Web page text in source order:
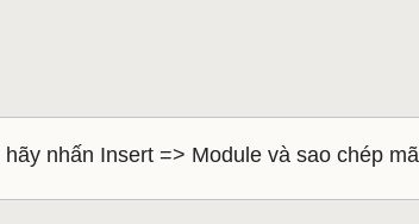
hãy nhấn Insert => Module và sao chép